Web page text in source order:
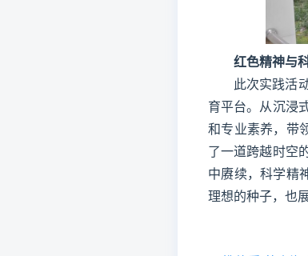
红色精神与
此次实践活
育平台。从沉浸
和专业素养，带
了一道跨越时空
中赓续，科学精
理想的种子，也